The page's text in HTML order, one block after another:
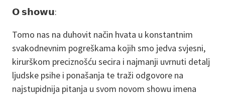
𝗢 𝘀𝗵𝗼𝘄𝘂:
Tomo nas na duhovit način hvata u konstantnim
svakodnevnim pogreškama kojih smo jedva svjesni,
kirurškom preciznošću secira i najmanji uvrnuti detalj
ljudske psihe i ponašanja te traži odgovore na
najstupidnija pitanja u svom novom showu imena